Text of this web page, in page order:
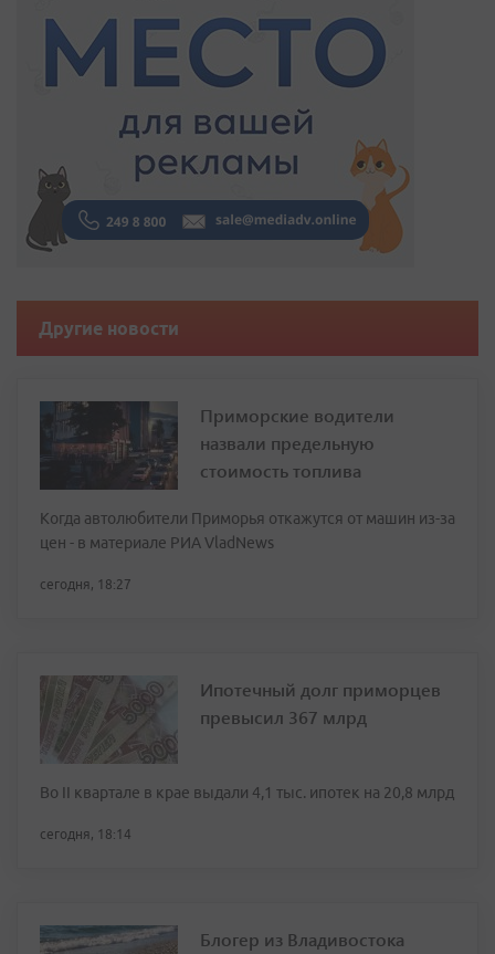
Другие новости
Приморские водители
назвали предельную
стоимость топлива
Когда автолюбители Приморья откажутся от машин из-за
цен - в материале РИА VladNews
сегодня, 18:27
Ипотечный долг приморцев
превысил 367 млрд
Во II квартале в крае выдали 4,1 тыс. ипотек на 20,8 млрд
сегодня, 18:14
Блогер из Владивостока